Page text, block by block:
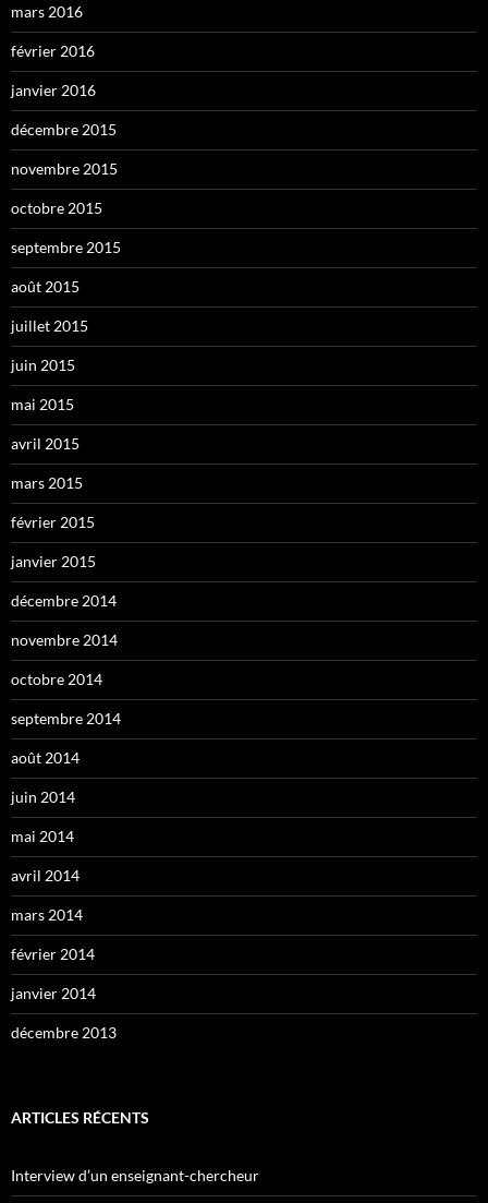
mars 2016
février 2016
janvier 2016
décembre 2015
novembre 2015
octobre 2015
septembre 2015
août 2015
juillet 2015
juin 2015
mai 2015
avril 2015
mars 2015
février 2015
janvier 2015
décembre 2014
novembre 2014
octobre 2014
septembre 2014
août 2014
juin 2014
mai 2014
avril 2014
mars 2014
février 2014
janvier 2014
décembre 2013
ARTICLES RÉCENTS
Interview d’un enseignant-chercheur